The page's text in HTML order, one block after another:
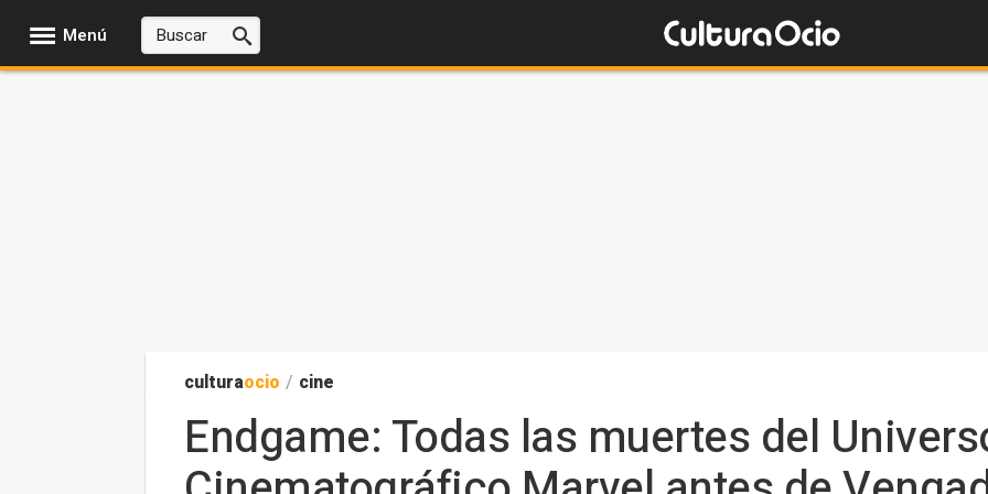
Menú
culturaocio / cine
Endgame: Todas las muertes del